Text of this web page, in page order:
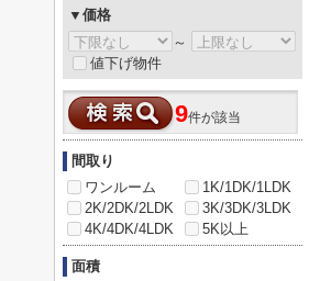
▼価格
～
値下げ物件
9件が該当
間取り
ワンルーム
1K/1DK/1LDK
2K/2DK/2LDK
3K/3DK/3LDK
4K/4DK/4LDK
5K以上
面積